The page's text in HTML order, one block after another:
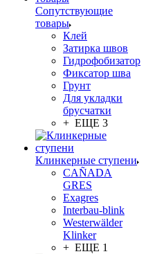
Сопутствующие
товары
Клей
Затирка швов
Гидрофобизатор
Фиксатор шва
Грунт
Для укладки
брусчатки
+ ЕЩЕ 3
Клинкерные ступени
CAÑADA
GRES
Exagres
Interbau-blink
Westerwälder
Klinker
+ ЕЩЕ 1